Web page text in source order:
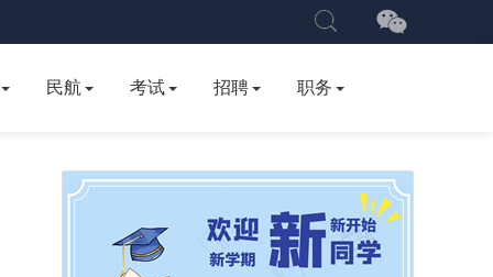
民航 考试 招聘 职务